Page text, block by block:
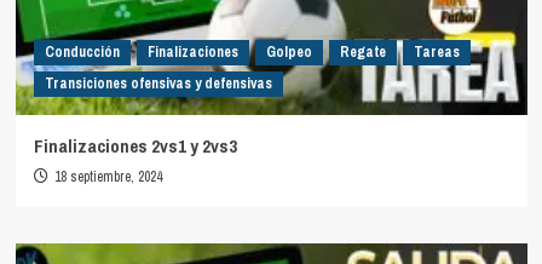
Conducción Finalizaciones Golpeo Regate
Tareas
Transiciones ofensivas y defensivas
Finalizaciones 2vs1 y 2vs3
18 septiembre, 2024